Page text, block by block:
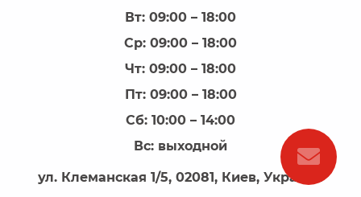
Вт: 09:00 – 18:00
Ср: 09:00 – 18:00
Чт: 09:00 – 18:00
Пт: 09:00 – 18:00
Сб: 10:00 – 14:00
Вс: выходной
ул. Клеманская 1/5, 02081, Киев, Украина